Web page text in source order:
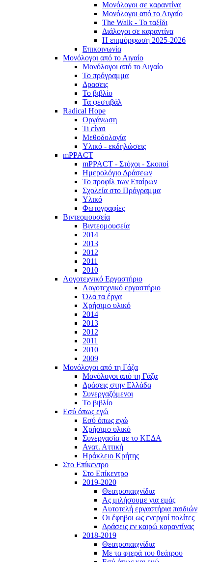
Μονόλογοι σε καραντίνα
Μονόλογοι από το Αιγαίο
The Walk - Το ταξίδι
Διάλογοι σε καραντίνα
Η επιμόρφωση 2025-2026
Επικοινωνία
Μονόλογοι από το Αιγαίο
Μονόλογοι από το Αιγαίο
Το πρόγραμμα
Δρασεις
Το βιβλίο
Τα φεστιβάλ
Radical Hope
Οργάνωση
Τι είναι
Μεθοδολογία
Υλικό - εκδηλώσεις
mPPACT
mPPACT - Στόχοι - Σκοποί
Ημερολόγιο Δράσεων
Το προφίλ των Εταίρων
Σχολεία στο Πρόγραμμα
Υλικό
Φωτογραφίες
Βιντεομουσεία
Βιντεομουσεία
2014
2013
2012
2011
2010
Λογοτεχνικό Εργαστήριο
Λογοτεχνικό εργαστήριο
Όλα τα έργα
Χρήσιμο υλικό
2014
2013
2012
2011
2010
2009
Μονόλογοι από τη Γάζα
Μονόλογοι από τη Γάζα
Δράσεις στην Ελλάδα
Συνεργαζόμενοι
To βιβλίο
Εσύ όπως εγώ
Εσύ όπως εγώ
Χρήσιμο υλικό
Συνεργασία με το ΚΕΔΑ
Ανατ. Αττική
Ηράκλειο Κρήτης
Στο Επίκεντρο
Στο Επίκεντρο
2019-2020
Θεατροπαιχνίδια
Ας μιλήσουμε για εμάς
Αυτοτελή εργαστήρια παιδιών
Οι έφηβοι ως ενεργοί πολίτες
Δράσεις εν καιρώ καραντίνας
2018-2019
Θεατροπαιχνίδια
Με τα φτερά του θεάτρου